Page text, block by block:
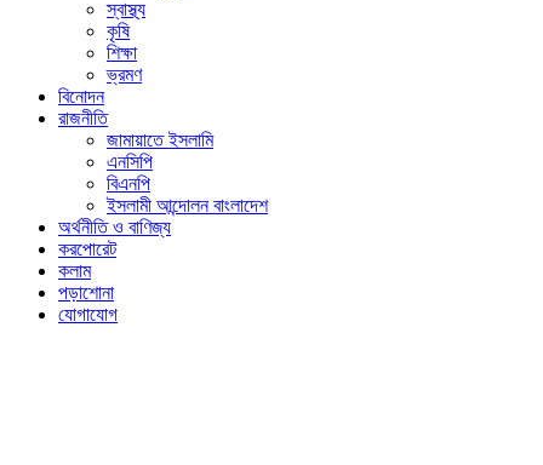
স্বাস্থ্য
কৃষি
শিক্ষা
ভ্রমণ
বিনোদন
রাজনীতি
জামায়াতে ইসলামি
এনসিপি
বিএনপি
ইসলামী আন্দোলন বাংলাদেশ
অর্থনীতি ও বাণিজ্য
করপোরেট
কলাম
পড়াশোনা
যোগাযোগ